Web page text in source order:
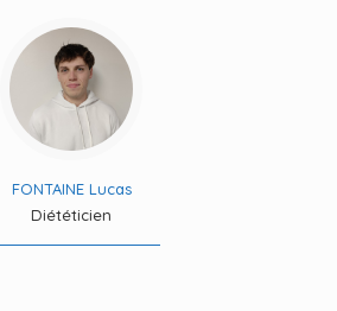
FONTAINE Lucas
Diététicien